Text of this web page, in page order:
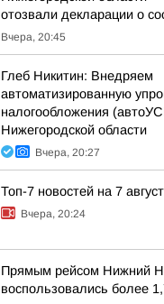
отозвали декларации о
Вчера, 20:45
Глеб Никитин: Внедряем
автоматизированную
налогообложения
Нижегородской области
Вчера, 20:27
Топ-7 новостей на 7
Вчера, 20:24
Прямым рейсом Нижний
воспользовались более